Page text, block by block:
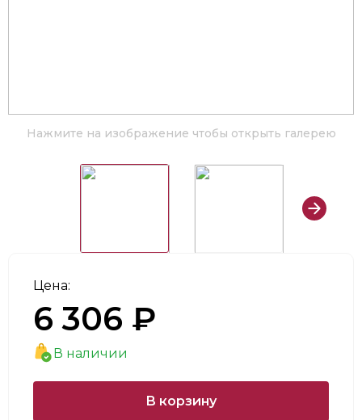
Нажмите на изображение чтобы открыть галерею
Цена:
6 306 ₽
В наличии
В корзину